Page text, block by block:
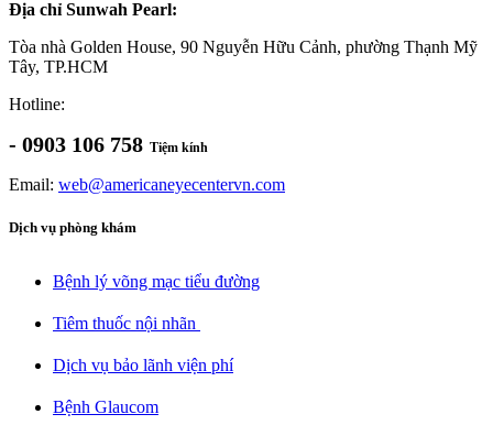
Địa chỉ Sunwah Pearl:
Tòa nhà Golden House, 90 Nguyễn Hữu Cảnh, phường Thạnh Mỹ
Tây, TP.HCM
Hotline:
- 0903 106 758 Tiệm kính
Email: web@americaneyecentervn.com
Dịch vụ phòng khám
Bệnh lý võng mạc tiểu đường​
Tiêm thuốc nội nhãn ​
Dịch vụ bảo lãnh viện phí​
Bệnh Glaucom​